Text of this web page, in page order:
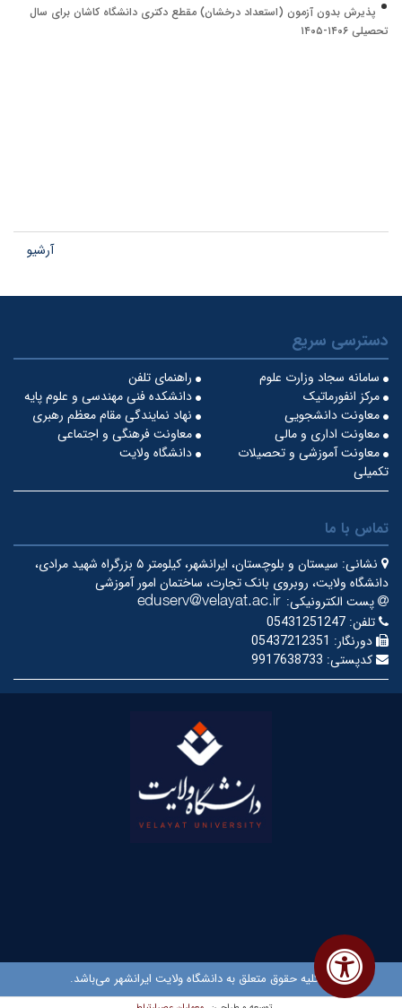
پذیرش بدون آزمون (استعداد درخشان) مقطع دکتری دانشگاه کاشان برای سال
تحصیلی ۱۴۰۶-۱۴۰۵
آرشیو
دسترسی سریع
راهنمای تلفن
سامانه سجاد وزارت علوم
دانشکده فنی مهندسی و علوم پایه
مرکز انفورماتیک
نهاد نمایندگی مقام معظم رهبری
معاونت دانشجویی
معاونت فرهنگی و اجتماعی
معاونت اداری و مالی
دانشگاه ولایت
معاونت آموزشی و تحصیلات
تکمیلی
تماس با ما
نشانی:
سیستان و بلوچستان، ایرانشهر، کیلومتر ۵ بزرگراه شهید مرادی،
دانشگاه ولایت، روبروی بانک تجارت، ساختمان امور آموزشی
پست الکترونیکی:
تلفن: 05431251247
دورنگار: 05437212351
کدپستی: 9917638733
© کلیه حقوق متعلق به دانشگاه ولایت ایرانشهر می‌باشد.